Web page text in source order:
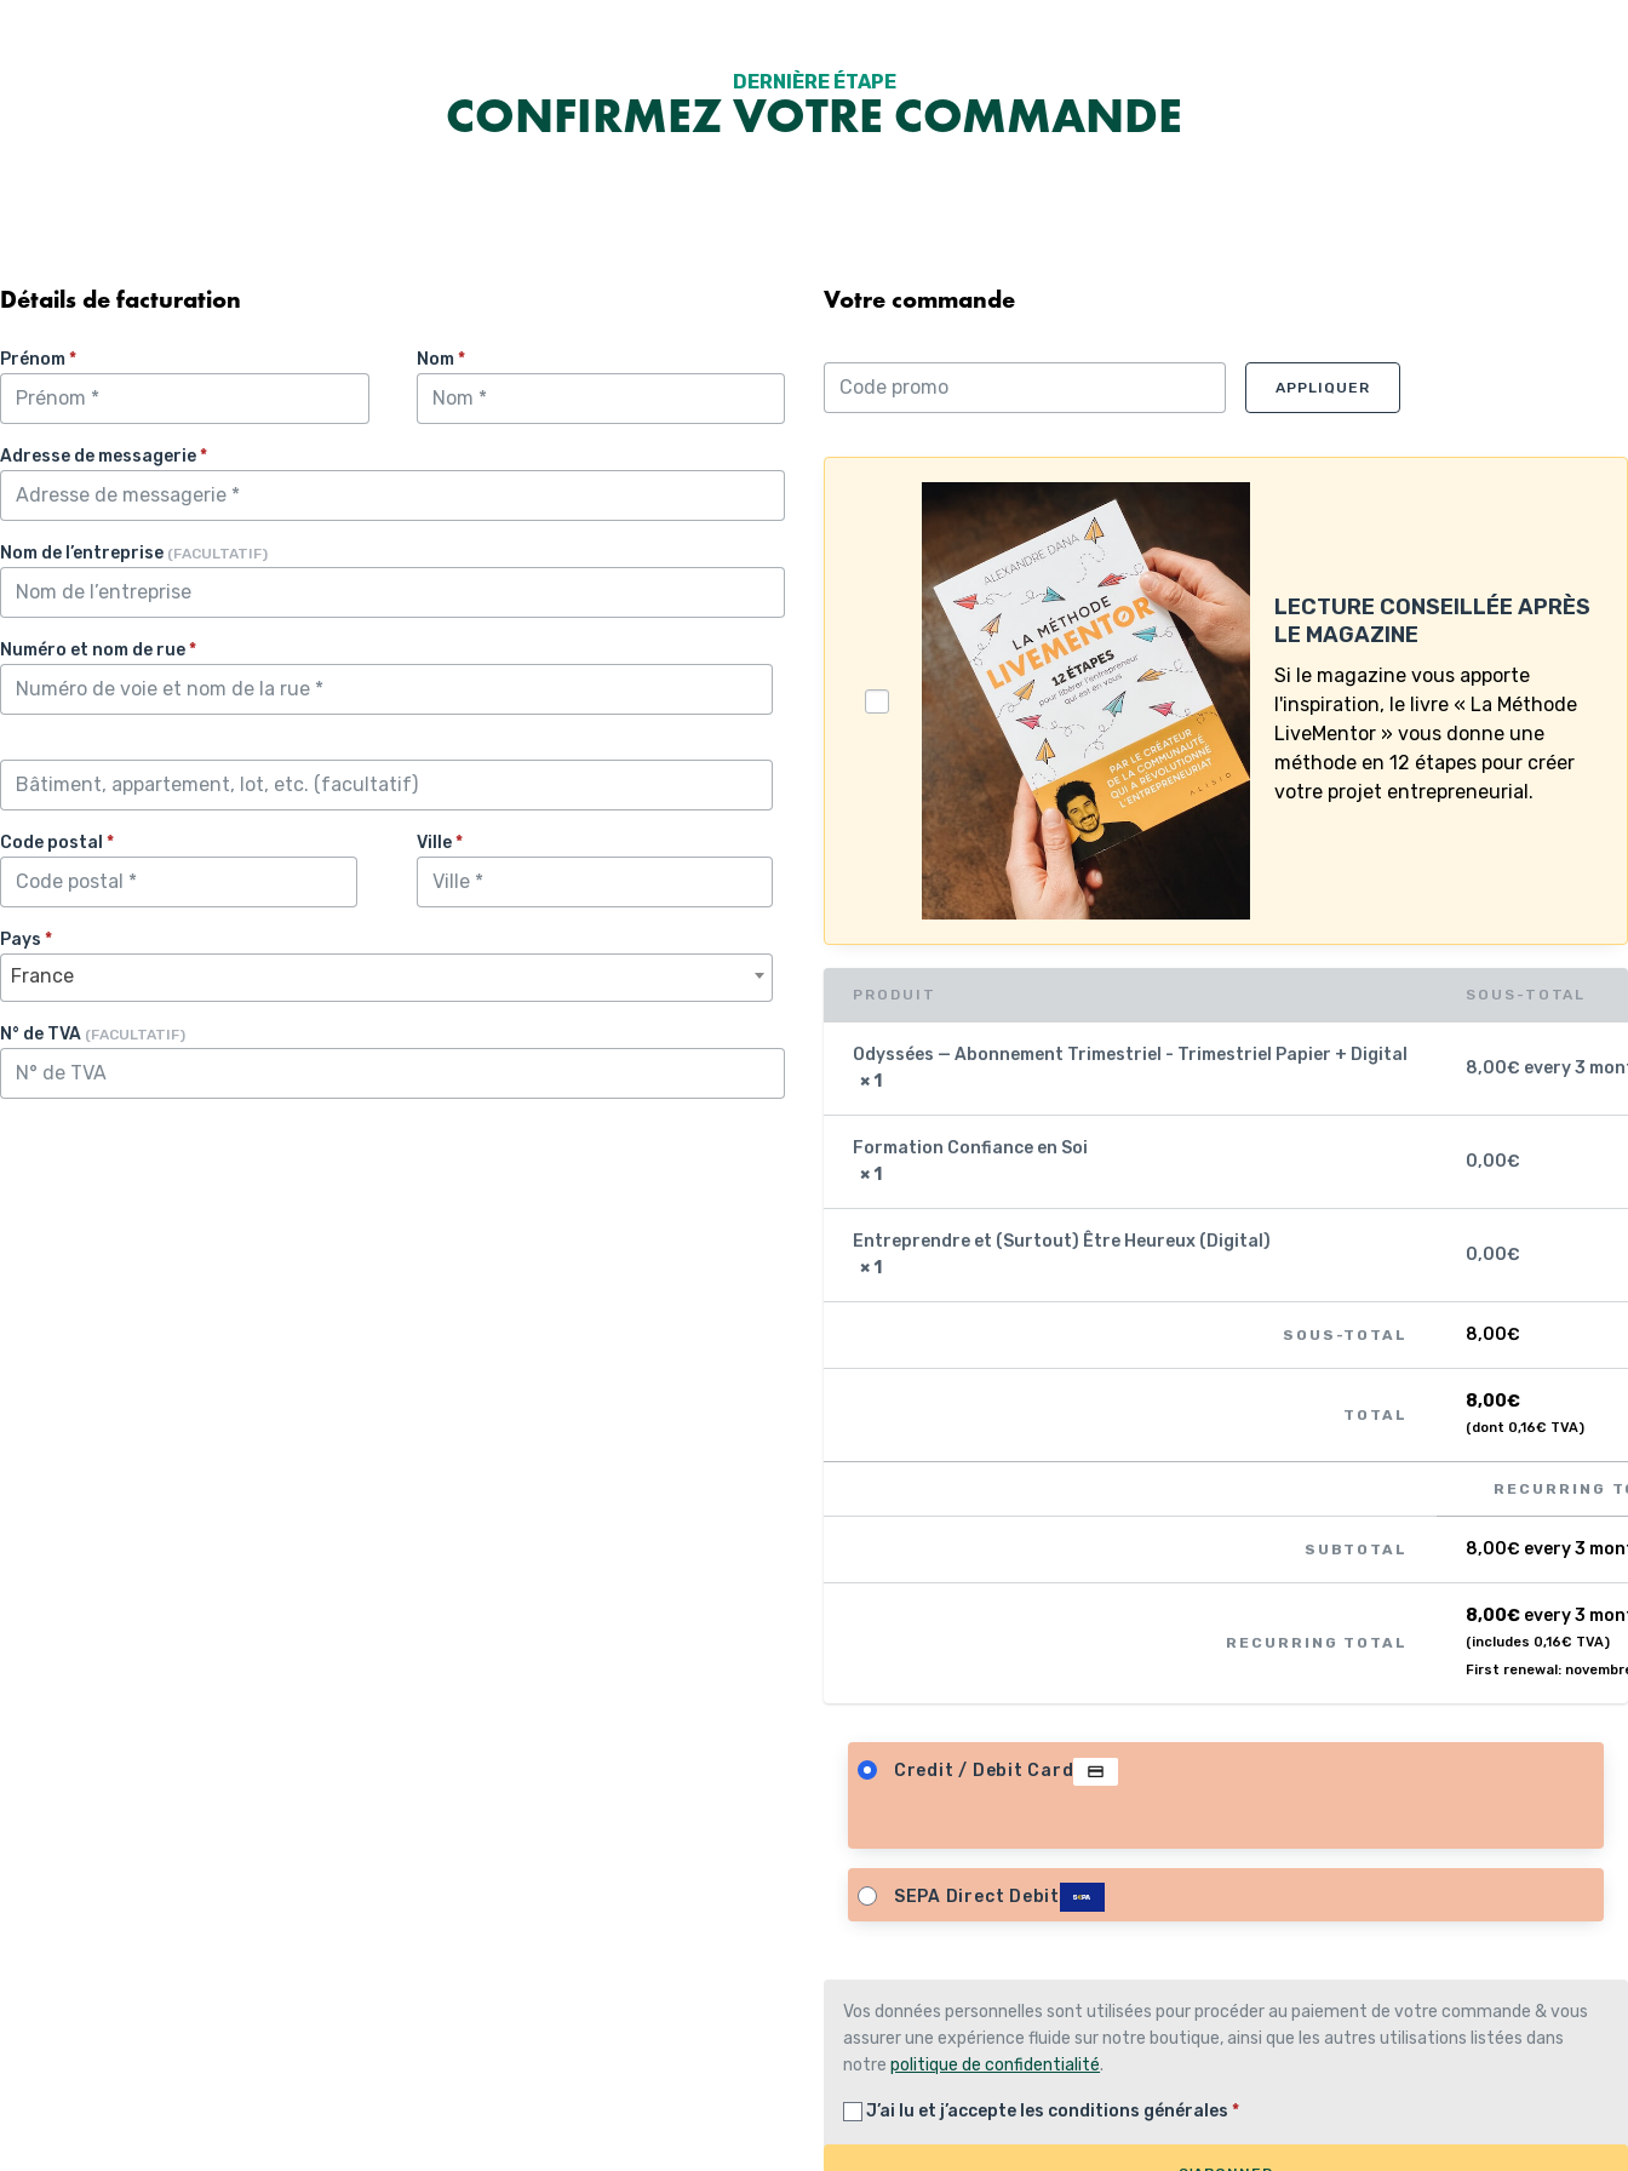
DERNIÈRE ÉTAPE
CONFIRMEZ VOTRE COMMANDE
Détails de facturation
Prénom* Nom*
Adresse de messagerie*
Nom de l’entreprise (FACULTATIF)
Numéro et nom de rue*
Code postal * Ville*
Pays *
France
N° de TVA (FACULTATIF)
Votre commande
PRODUIT SOUS-TOTAL
Odyssées — Abonnement Trimestriel - Trimestriel Papier + Digital
× 1
8,00€ every 3
Formation Confiance en Soi
× 1
0,00€
Entreprendre et (Surtout) Être Heureux (Digital)
× 1
0,00€
SOUS-TOTAL 8,00€
TOTAL
8,00€
(dont 0,16€ TVA)
RECURRING
SUBTOTAL 8,00€ every 3
RECURRING TOTAL
8,00€ every 3
(includes 0,16€ TVA)
First renewal:
APPLIQUER
LECTURE CONSEILLÉE APRÈS
LE MAGAZINE
Si le magazine vous apporte
l'inspiration, le livre « La Méthode
LiveMentor » vous donne une
méthode en 12 étapes pour créer
votre projet entrepreneurial.
Credit / Debit Card
SEPA Direct Debit
Vos données personnelles sont utilisées pour procéder au paiement de votre commande & vous
assurer une expérience fluide sur notre boutique, ainsi que les autres utilisations listées dans
notrepolitique de confidentialité.
J’ai lu et j’accepte les conditions générales *